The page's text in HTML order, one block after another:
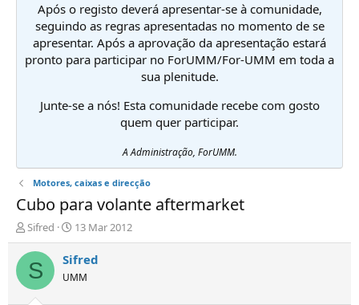
Após o registo deverá apresentar-se à comunidade,
seguindo as regras apresentadas no momento de se
apresentar. Após a aprovação da apresentação estará
pronto para participar no ForUMM/For-UMM em toda a
sua plenitude.
Junte-se a nós! Esta comunidade recebe com gosto
quem quer participar.
A Administração, ForUMM.
Motores, caixas e direcção
Cubo para volante aftermarket
I
n
i
c
i
Sifred
D
a
t
d
13 Mar 2012
S Sifred
UMM